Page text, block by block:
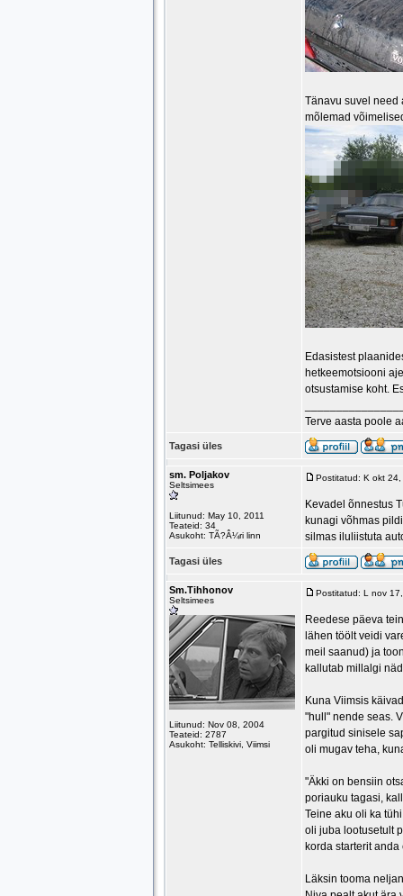
Tänavu suvel need
mõlemad
Edasistest
hetkeemotsiooni
otsustamise koht.
Terve aasta poole
Tagasi üles
sm. Poljakov
Seltsimees
Liitunud: May 10, 2011
Teateid: 34
Asukoht: TÃ?Â¼ri linn
Postitatud: K okt
Kevadel õnnestus
kunagi võhmas
silmas iluliistuta
Tagasi üles
Sm.Tihhonov
Seltsimees
Liitunud: Nov 08, 2004
Teateid: 2787
Asukoht: Telliskivi, Viimsi
Postitatud: L nov
Reedese päeva
lähen töölt veidi
meil saanud) ja
kallutab millalgi
Kuna Viimsis
"hull" nende seas.
pargitud sinisele
oli mugav teha,
"Äkki on bensiin
poriauku tagasi,
Teine aku oli ka
oli juba lootusetult
korda starterit
Läksin tooma